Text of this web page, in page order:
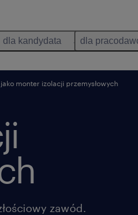
dla kandydata dla
monter izolacji przemysłowych
zawód.